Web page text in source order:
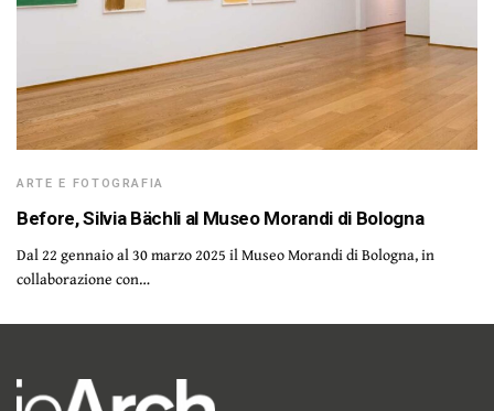
ARTE E FOTOGRAFIA
Before, Silvia Bächli al Museo Morandi di Bologna
Dal 22 gennaio al 30 marzo 2025 il Museo Morandi di Bologna, in
collaborazione con…